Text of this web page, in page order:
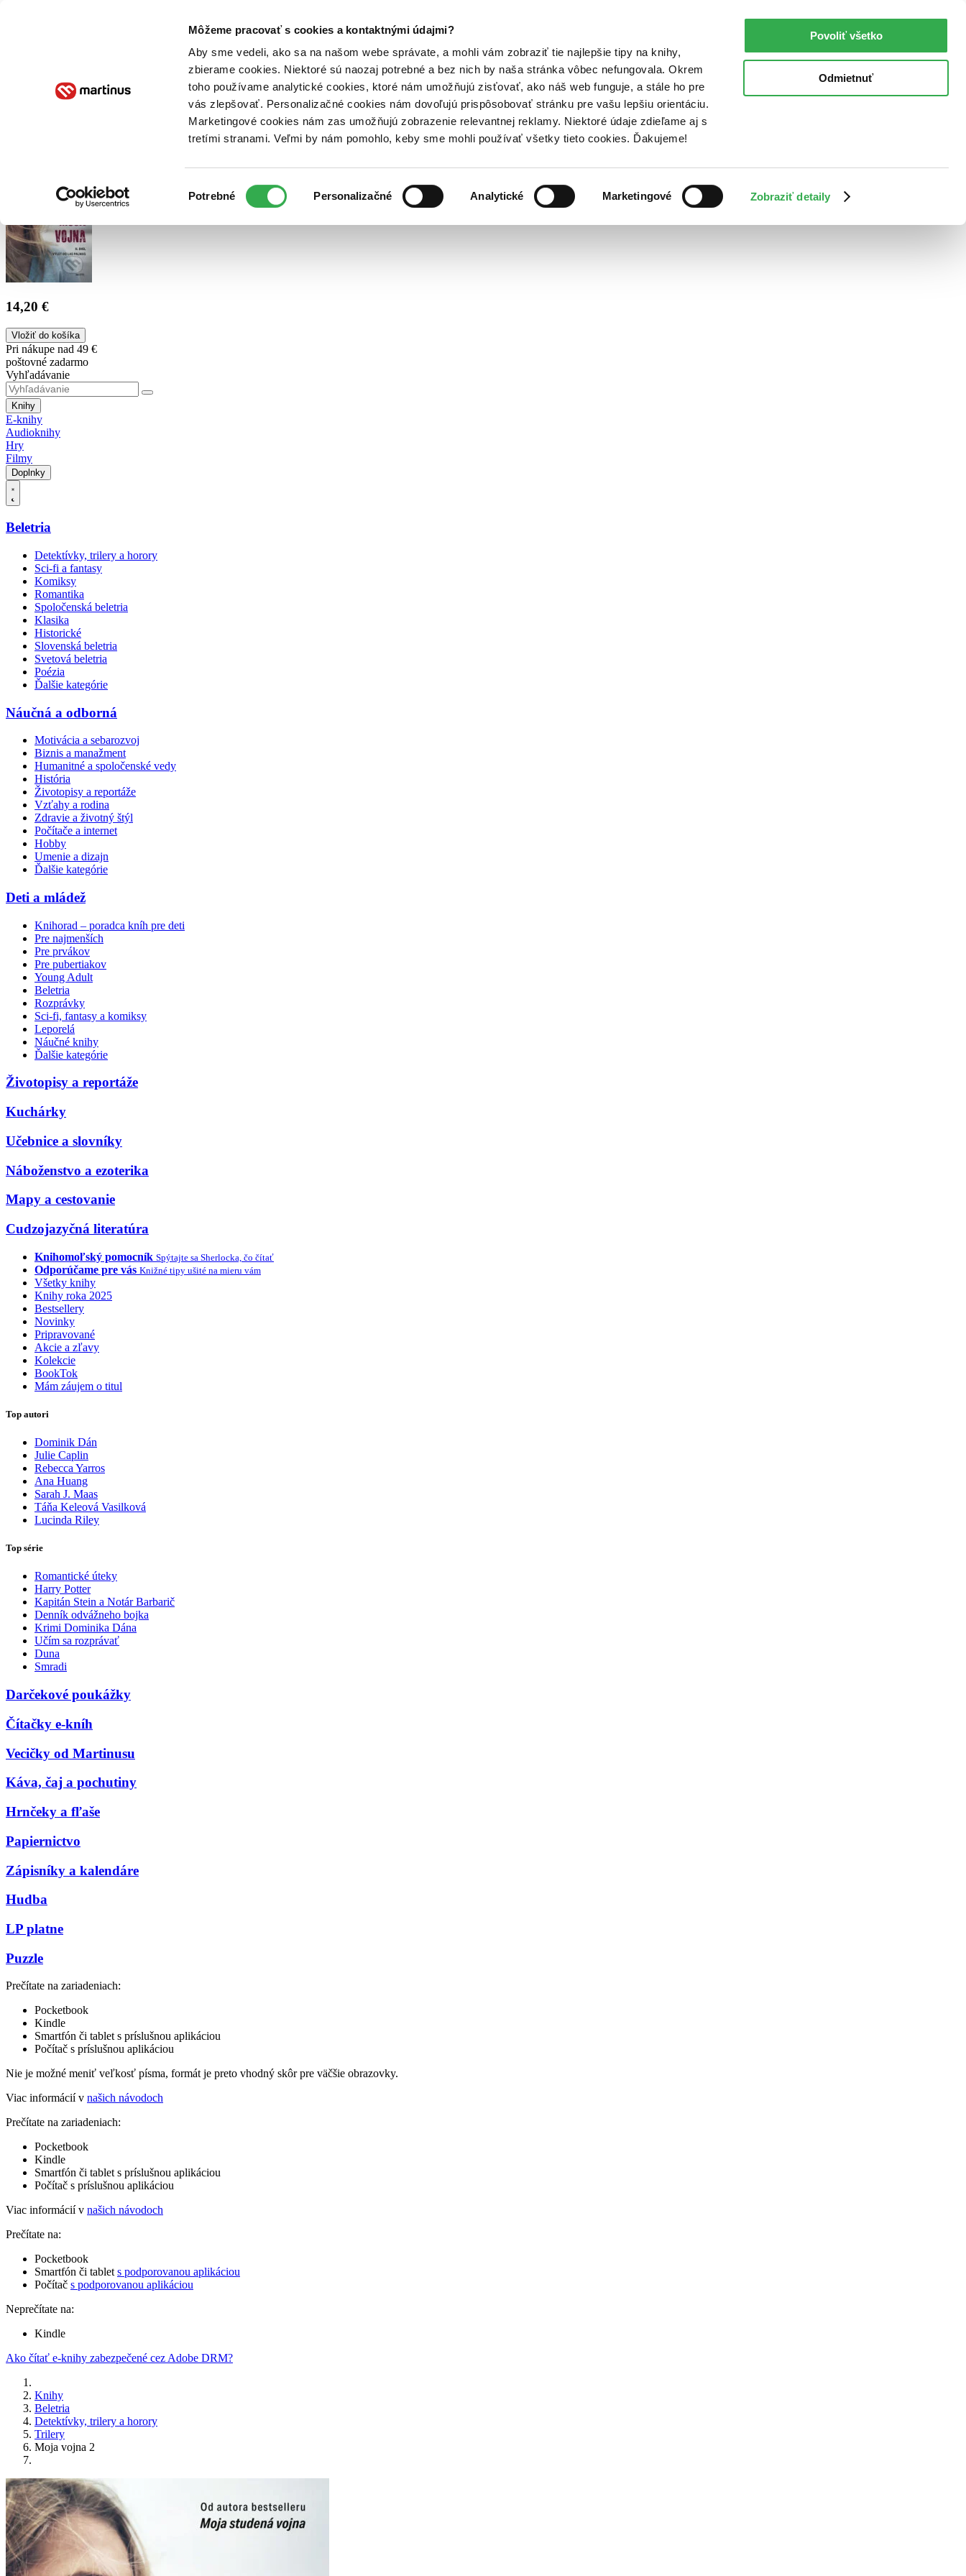
Môžeme pracovať s cookies a kontaktnými údajmi?
Aby sme vedeli, ako sa na našom webe správate, a mohli vám zobraziť tie najlepšie tipy na knihy,
zbierame cookies. Niektoré sú naozaj potrebné a bez nich by naša stránka vôbec nefungovala. Okrem
toho používame analytické cookies, ktoré nám umožňujú zisťovať, ako náš web funguje, a stále ho pre
vás zlepšovať. Personalizačné cookies nám dovoľujú prispôsobovať stránku pre vašu lepšiu orientáciu.
Marketingové cookies nám zas umožňujú zobrazenie relevantnej reklamy. Niektoré údaje zdieľame aj s
tretími stranami. Veľmi by nám pomohlo, keby sme mohli používať všetky tieto cookies. Ďakujeme!
súhlasu
Potrebné Personalizačné Analytické Marketingové Zobraziť detaily
Povoliť všetko
Odmietnuť
Poukážky Kontakt
14,20 €
Vložiť do košíka
Pri nákupe nad 49 €
poštovné zadarmo
Vyhľadávanie
Knihy
E-knihy
Audioknihy
Hry
Filmy
Doplnky
Beletria
Detektívky, trilery a horory
Sci-fi a fantasy
Komiksy
Romantika
Spoločenská beletria
Klasika
Historické
Slovenská beletria
Svetová beletria
Poézia
Ďalšie kategórie
Náučná a odborná
Motivácia a sebarozvoj
Biznis a manažment
Humanitné a spoločenské vedy
História
Životopisy a reportáže
Vzťahy a rodina
Zdravie a životný štýl
Počítače a internet
Hobby
Umenie a dizajn
Ďalšie kategórie
Deti a mládež
Knihorad – poradca kníh pre deti
Pre najmenších
Pre prvákov
Pre pubertiakov
Young Adult
Beletria
Rozprávky
Sci-fi, fantasy a komiksy
Leporelá
Náučné knihy
Ďalšie kategórie
Životopisy a reportáže
Kuchárky
Učebnice a slovníky
Náboženstvo a ezoterika
Mapy a cestovanie
Cudzojazyčná literatúra
Knihomoľský pomocník Spýtajte sa Sherlocka, čo čítať
Odporúčame pre vás Knižné tipy ušité na mieru vám
Všetky knihy
Knihy roka 2025
Bestsellery
Novinky
Pripravované
Akcie a zľavy
Kolekcie
BookTok
Mám záujem o titul
Top autori
Dominik Dán
Julie Caplin
Rebecca Yarros
Ana Huang
Sarah J. Maas
Táňa Keleová Vasilková
Lucinda Riley
Top série
Romantické úteky
Harry Potter
Kapitán Stein a Notár Barbarič
Denník odvážneho bojka
Krimi Dominika Dána
Učím sa rozprávať
Duna
Smradi
Darčekové poukážky
Čítačky e-kníh
Vecičky od Martinusu
Káva, čaj a pochutiny
Hrnčeky a fľaše
Papiernictvo
Zápisníky a kalendáre
Hudba
LP platne
Puzzle
Prečítate na zariadeniach:
Pocketbook
Kindle
Smartfón či tablet s príslušnou aplikáciou
Počítač s príslušnou aplikáciou
Nie je možné meniť veľkosť písma, formát je preto vhodný skôr pre väčšie obrazovky.
Viac informácií v našich návodoch
Prečítate na zariadeniach:
Pocketbook
Kindle
Smartfón či tablet s príslušnou aplikáciou
Počítač s príslušnou aplikáciou
Viac informácií v našich návodoch
Prečítate na:
Pocketbook
Smartfón či tablet s podporovanou aplikáciou
Počítač s podporovanou aplikáciou
Neprečítate na:
Kindle
Ako čítať e-knihy zabezpečené cez Adobe DRM?
Knihy
Beletria
Detektívky, trilery a horory
Trilery
Moja vojna 2